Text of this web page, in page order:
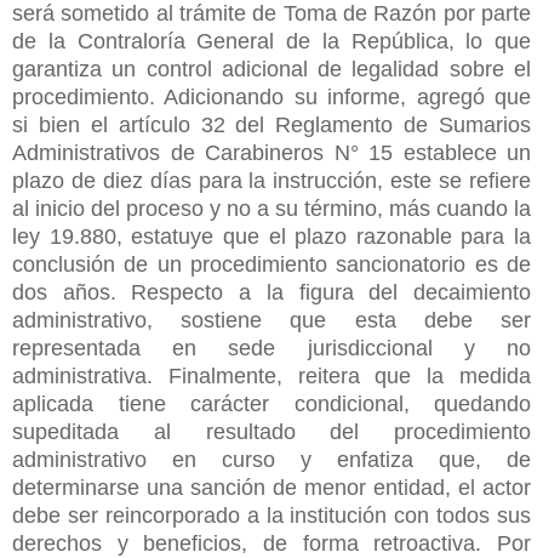
será sometido al trámite de Toma de Razón por parte
de la Contraloría General de la República, lo que
garantiza un control adicional de legalidad sobre el
procedimiento. Adicionando su informe, agregó que
si bien el artículo 32 del Reglamento de Sumarios
Administrativos de Carabineros N° 15 establece un
plazo de diez días para la instrucción, este se refiere
al inicio del proceso y no a su término, más cuando la
ley 19.880, estatuye que el plazo razonable para la
conclusión de un procedimiento sancionatorio es de
dos años. Respecto a la figura del decaimiento
administrativo, sostiene que esta debe ser
representada en sede jurisdiccional y no
administrativa. Finalmente, reitera que la medida
aplicada tiene carácter condicional, quedando
supeditada al resultado del procedimiento
administrativo en curso y enfatiza que, de
determinarse una sanción de menor entidad, el actor
debe ser reincorporado a la institución con todos sus
derechos y beneficios, de forma retroactiva. Por